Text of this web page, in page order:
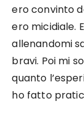
ero convinto
ero micidiale.
allenandomi
bravi. Poi mi
quanto
ho fatto